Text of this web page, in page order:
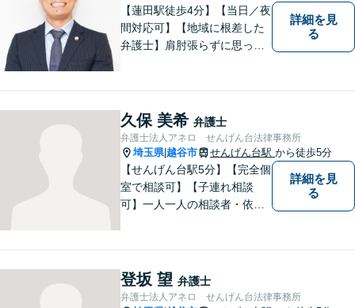
【蓮田駅徒歩4分】【当日／夜
間対応可】【地域に根差した
弁護士】肩肘張らずに思って
詳細を見
る
久保 美希 弁護士
弁護士法人アネロ せんげん台法律事務所
埼玉県|越谷市 せんげん台駅 から徒歩5分
【せんげん台駅5分】【完全個
室で相談可】【子連れ相談
可】一人一人の相談者・依頼
適切かつ速やかに解決いたし
ます。 お気軽にご相談くださ
詳細を見
る
登坂 望 弁護士
弁護士法人アネロ せんげん台法律事務所